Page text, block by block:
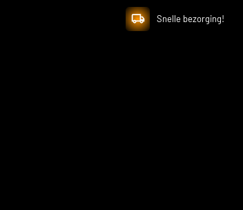
Snelle bezorging!